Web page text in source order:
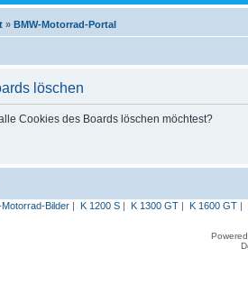
» BMW-Motorrad-Portal
löschen
Cookies des Boards löschen möchtest?
Motorrad-Bilder| K 1200 S| K 1300 GT| K 1600 GT|